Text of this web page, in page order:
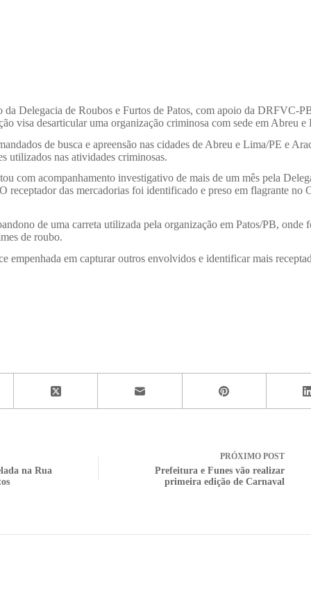
Delegacia de Roubos e Furtos de Patos, com apoio da
visa desarticular uma organização criminosa com sede em Abreu
de busca e apreensão nas cidades de Abreu e Lima/PE e
utilizados nas atividades criminosas.
com acompanhamento investigativo de mais de um mês pela
receptador das mercadorias foi identificado e preso em flagrante
de uma carreta utilizada pela organização em Patos/PB,
de roubo.
empenhada em capturar outros envolvidos e identificar mais
na Rua
PRÓXIMO POST
Prefeitura e Funes vão realizar
primeira edição de Carnaval